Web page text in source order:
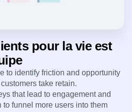
pour la vie est
to identify friction and opportunity
take retain.
that lead to engagement and
to funnel more users into them